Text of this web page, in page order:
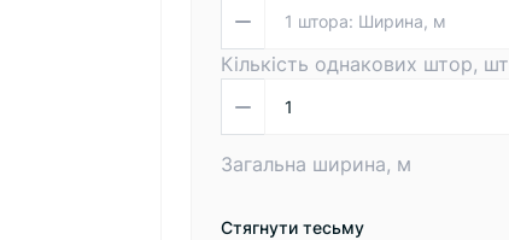
Кількість однакових штор, шт
Загальна ширина, м
Стягнути тесьму